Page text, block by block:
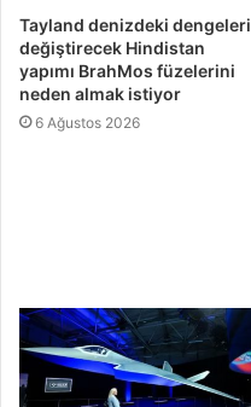
Tayland denizdeki dengeleri
değiştirecek Hindistan
yapımı BrahMos füzelerini
neden almak istiyor
6 Ağustos 2026